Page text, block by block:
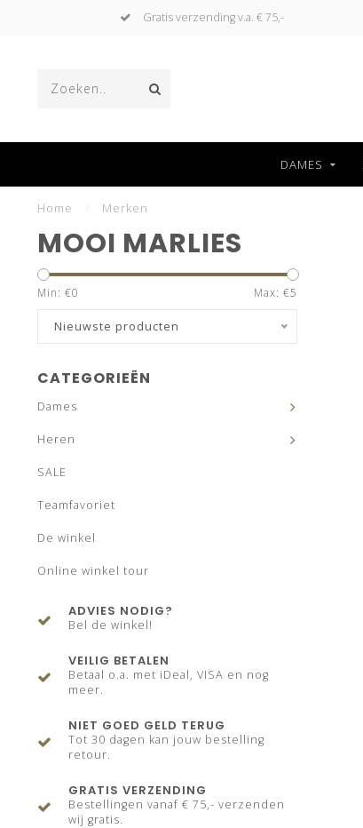
Gratis verzending v.a. € 75,-
DAMES
Home Merken
MOOI MARLIES
Min: €0 Max: €5
Nieuwste producten
CATEGORIEËN
Dames
Heren
SALE
Teamfavoriet
De winkel
Online winkel tour
ADVIES NODIG?
Bel de winkel!
VEILIG BETALEN
Betaal o.a. met iDeal, VISA en nog
meer.
NIET GOED GELD TERUG
Tot 30 dagen kan jouw bestelling
retour.
GRATIS VERZENDING
Bestellingen vanaf € 75,- verzenden
wij gratis.